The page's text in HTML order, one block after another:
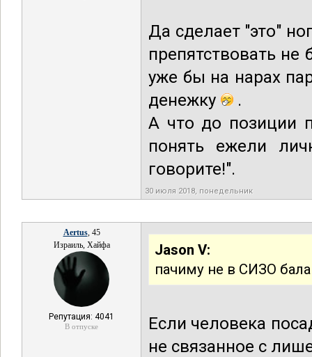
Да сделает "это"
препятствовать не
уже бы на нарах
денежку
.
А что до позиции
понять ежели
говорите!".
30 июля 2018, понедельник
Aertus, 45
Израиль, Хайфа
Репутация: 4041
В отпуске
Jason V:
пачиму не в СИЗО
Если человека
не связанное с